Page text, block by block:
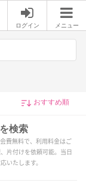
ログイン メニュー
検索
費無料で、利用料金はご
片付けを依頼可能。当日
いたします。